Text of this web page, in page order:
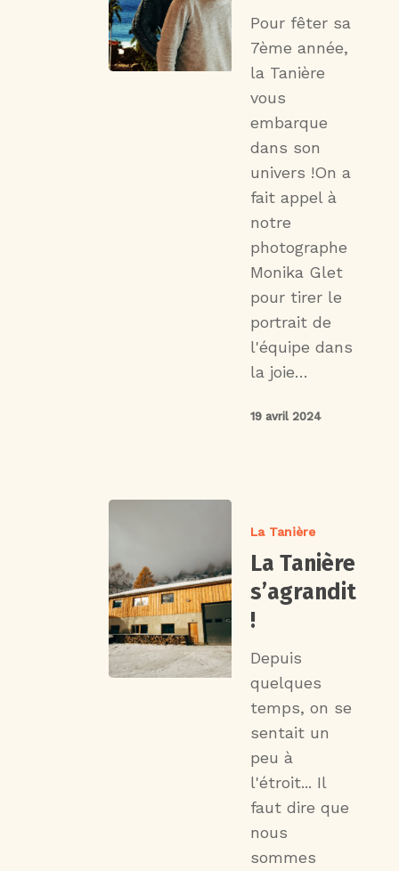
Pour fêter sa
7ème année,
la Tanière
vous
embarque
dans son
univers !On a
fait appel à
notre
photographe
Monika Glet
pour tirer le
portrait de
l'équipe dans
la joie…
19 avril 2024
La Tanière
La Tanière
s’agrandit
!
Depuis
quelques
temps, on se
sentait un
peu à
l'étroit... Il
faut dire que
nous
sommes